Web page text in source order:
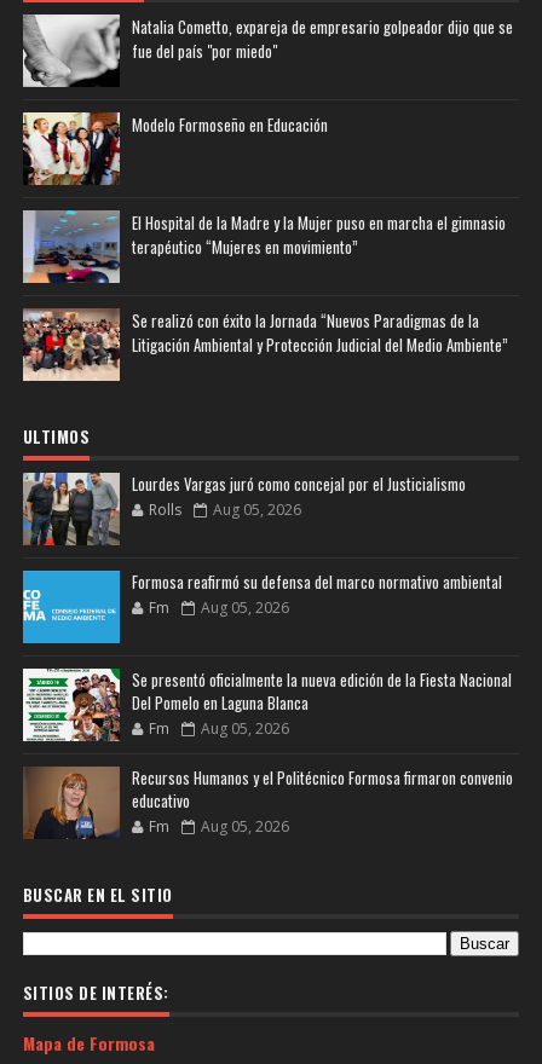
Natalia Cometto, expareja de empresario golpeador dijo que se
fue del país "por miedo"
Modelo Formoseño en Educación
El Hospital de la Madre y la Mujer puso en marcha el gimnasio
terapéutico “Mujeres en movimiento”
Se realizó con éxito la Jornada “Nuevos Paradigmas de la
Litigación Ambiental y Protección Judicial del Medio Ambiente”
ULTIMOS
Lourdes Vargas juró como concejal por el Justicialismo
Rolls Aug 05, 2026
Formosa reafirmó su defensa del marco normativo ambiental
Fm Aug 05, 2026
Se presentó oficialmente la nueva edición de la Fiesta Nacional
Del Pomelo en Laguna Blanca
Fm Aug 05, 2026
Recursos Humanos y el Politécnico Formosa firmaron convenio
educativo
Fm Aug 05, 2026
BUSCAR EN EL SITIO
SITIOS DE INTERÉS:
Mapa de Formosa